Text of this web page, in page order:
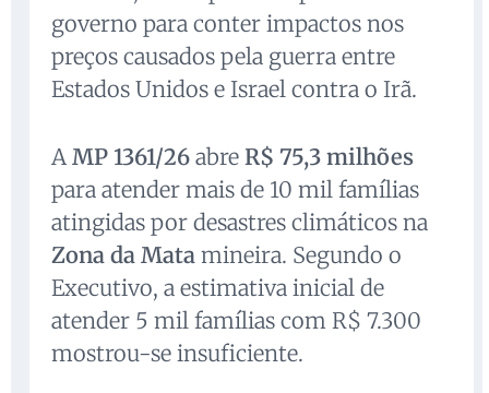
governo para conter impactos nos
preços causados pela guerra entre
Estados Unidos e Israel contra o Irã.
A MP 1361/26 abre R$ 75,3 milhões
para atender mais de 10 mil famílias
atingidas por desastres climáticos na
Zona da Mata mineira. Segundo o
Executivo, a estimativa inicial de
atender 5 mil famílias com R$ 7.300
mostrou-se insuficiente.